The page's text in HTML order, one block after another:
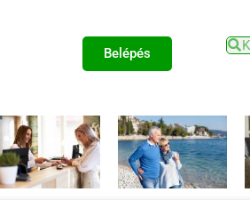
Belépés